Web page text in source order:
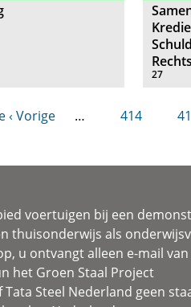
27
‹ Vorige … 414
voertuigen bij een
thuisonderwijs als
u ontvangt alleen e-mail
het Groen Staal Project
Tata Steel Nederland geen